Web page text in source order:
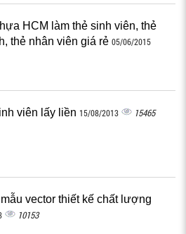
HCM làm thẻ sinh viên, thẻ
thẻ nhân viên giá rẻ 05/06/2015
viên lấy liền 15/08/2013 15465
vector thiết kế chất lượng
10153